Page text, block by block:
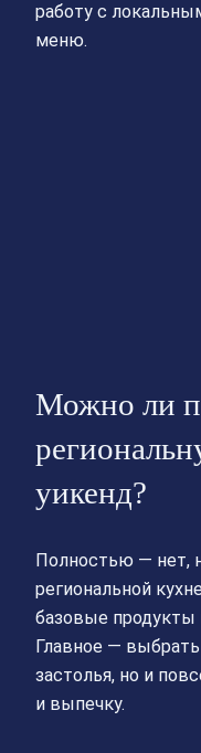
работу с
меню.
Можно ли
уикенд?
Полностью — нет,
региональной
базовые продукты
Главное —
застолья, но и
и выпечку.